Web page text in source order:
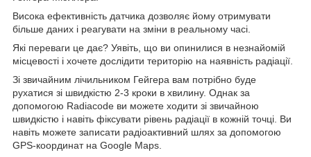
Висока ефективність датчика дозволяє йому отримувати
більше даних і реагувати на зміни в реальному часі.
Які переваги це дає? Уявіть, що ви опинилися в незнайомій
місцевості і хочете дослідити територію на наявність радіації.
Зі звичайним лічильником Гейгера вам потрібно буде
рухатися зі швидкістю 2-3 кроки в хвилину. Однак за
допомогою Radiacode ви можете ходити зі звичайною
швидкістю і навіть фіксувати рівень радіації в кожній точці. Ви
навіть можете записати радіоактивний шлях за допомогою
GPS-координат на Google Maps.